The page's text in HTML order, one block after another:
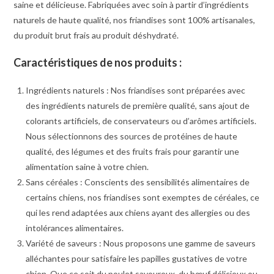
saine et délicieuse. Fabriquées avec soin à partir d’ingrédients
naturels de haute qualité, nos friandises sont 100% artisanales,
du produit brut frais au produit déshydraté.
Caractéristiques de nos produits :
Ingrédients naturels : Nos friandises sont préparées avec
des ingrédients naturels de première qualité, sans ajout de
colorants artificiels, de conservateurs ou d’arômes artificiels.
Nous sélectionnons des sources de protéines de haute
qualité, des légumes et des fruits frais pour garantir une
alimentation saine à votre chien.
Sans céréales : Conscients des sensibilités alimentaires de
certains chiens, nos friandises sont exemptes de céréales, ce
qui les rend adaptées aux chiens ayant des allergies ou des
intolérances alimentaires.
Variété de saveurs : Nous proposons une gamme de saveurs
alléchantes pour satisfaire les papilles gustatives de votre